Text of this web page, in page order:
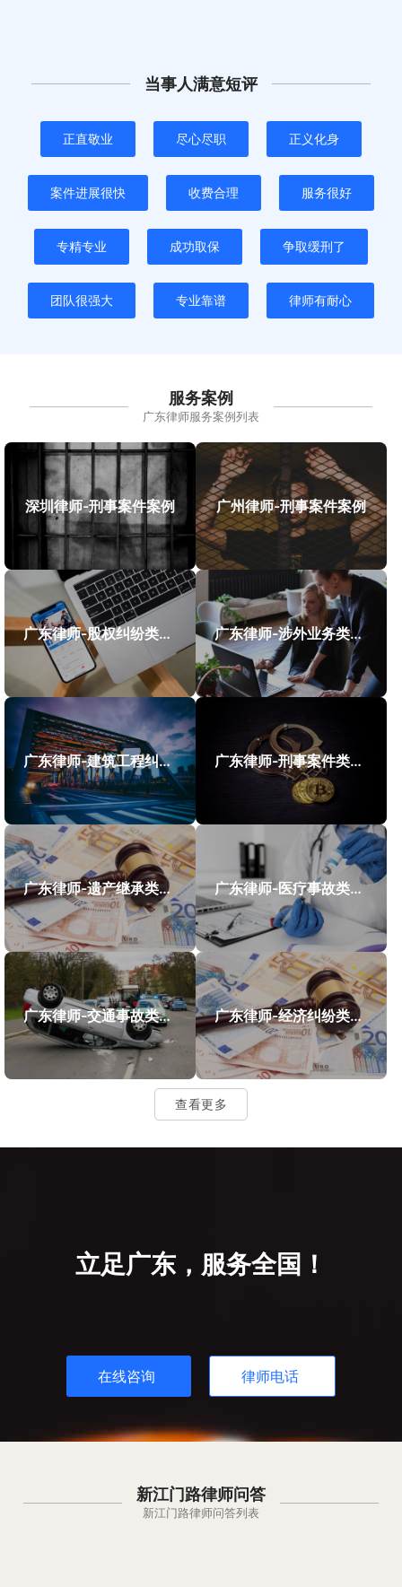
当事人满意短评
正直敬业 尽心尽职 正义化身
案件进展很快 收费合理 服务很好
专精专业 成功取保 争取缓刑了
团队很强大 专业靠谱 律师有耐心
服务案例
广东律师服务案例列表
深圳律师-刑事案件案例 广州律师-刑事案件案例
广东律师-股权纠纷类案件案例 广东律师-涉外业务类案件案例
广东律师-建筑工程纠纷类案件案例 广东律师-刑事案件类案例
广东律师-遗产继承类案件案例 广东律师-医疗事故类案件案例
广东律师-交通事故类案件案例 广东律师-经济纠纷类案件案例
查看更多
立足广东，服务全国！
在线咨询 律师电话
新江门路律师问答
新江门路律师问答列表